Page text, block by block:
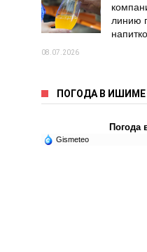
линию
08.07.2026
ПОГОДА В ИШИМЕ
Погода
Gismeteo